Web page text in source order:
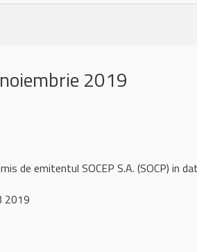
2019
de emitentul SOCEP S.A. (SOCP) in
2019